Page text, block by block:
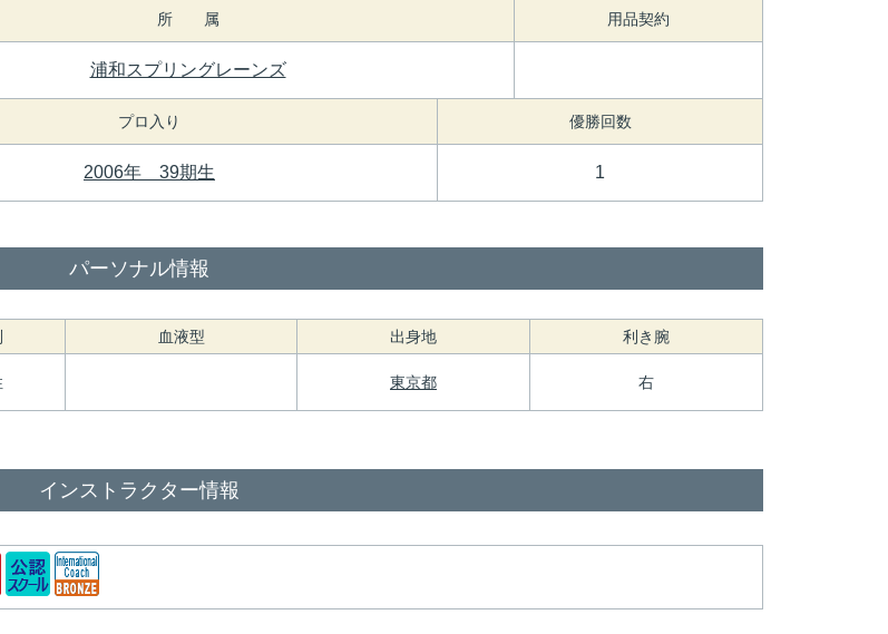
所 属 用品契約
浦和スプリングレーンズ
プロ入り 優勝回数
2006年 39期生 1
パーソナル情報
血液型 出身地 利き腕
東京都 右
インストラクター情報